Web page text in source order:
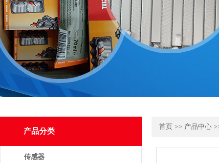
产品分类
传感器
首页 >> 产品中心